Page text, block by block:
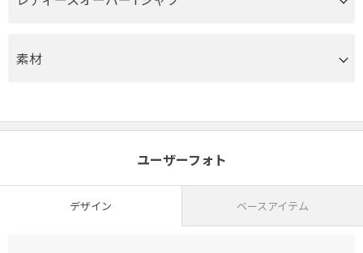
素材
ユーザーフォト
デザイン ベースアイテム